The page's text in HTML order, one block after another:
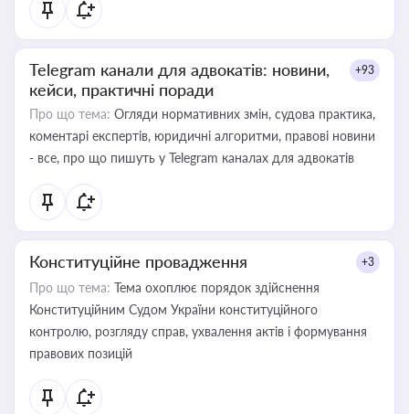
Telegram канали для адвокатів: новини,
кейси, практичні поради
+93
Про що тема: Огляди нормативних змін, судова практика,
коментарі експертів, юридичні алгоритми, правові новини
- все, про що пишуть у Telegram каналах для адвокатів
Конституційне провадження +3
Про що тема: Тема охоплює порядок здійснення
Конституційним Судом України конституційного
контролю, розгляду справ, ухвалення актів і формування
правових позицій